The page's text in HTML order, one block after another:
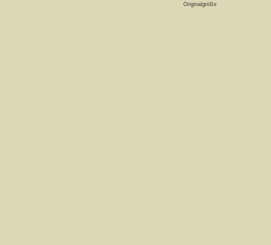
Originalgröße